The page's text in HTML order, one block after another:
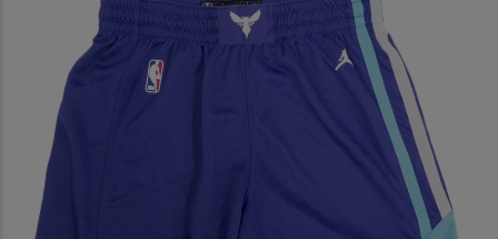
大阪府大阪市中央区西心斎橋1丁目6番14号
TEL:06-4708-3300
JR水道橋駅西口店